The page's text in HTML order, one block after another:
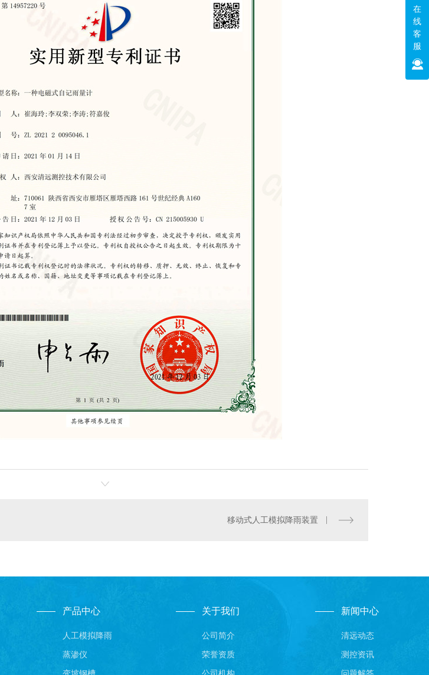
动式全自动人工模拟降雨
移动式人工模拟降雨装置
产品中心
人工模拟降雨
蒸渗仪
关于我们
公司简介
荣誉资质
新闻中心
清远动态
测控资讯
在
线
客
服